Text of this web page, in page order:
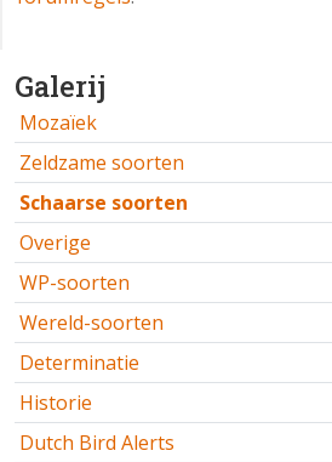
Galerij
Mozaïek
Zeldzame soorten
Schaarse soorten
Overige
WP-soorten
Wereld-soorten
Determinatie
Historie
Dutch Bird Alerts